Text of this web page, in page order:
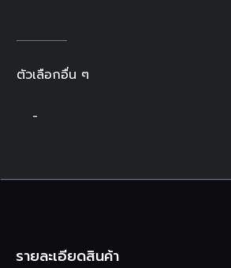
ตัวเลือกอื่น ๆ
-
รายละเอียดสินค้า